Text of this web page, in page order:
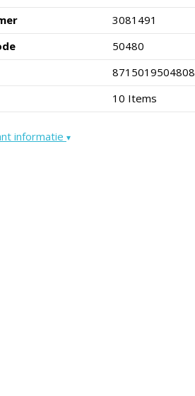
3081491
50480
8715019504808
10 Items
informatie ▾